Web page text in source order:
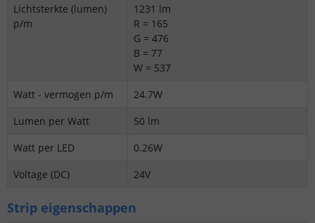
Lichtsterkte (lumen)
p/m
1231 lm
R = 165
G = 476
B = 77
W = 537
Watt - vermogen p/m
24.7W
Lumen per Watt
50 lm
Watt per LED
0.26W
Voltage (DC)
24V
Strip eigenschappen